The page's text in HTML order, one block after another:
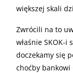
większej skali
Zwrócili na to
właśnie SKOK-i
doczekamy się
choćby bankowi